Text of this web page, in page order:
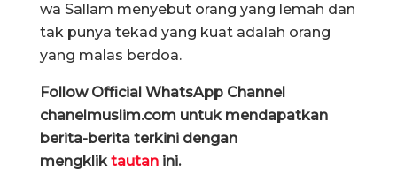
wa Sallam menyebut orang yang lemah dan
tak punya tekad yang kuat adalah orang
yang malas berdoa.
Follow Official WhatsApp Channel
chanelmuslim.com untuk mendapatkan
berita-berita terkini dengan
mengkliktautan ini.